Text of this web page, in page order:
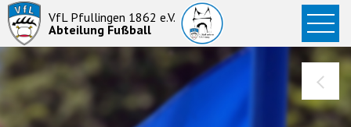
VfL Pfullingen 1862 e.V.
Abteilung Fußball
Startseite
News
Aktive
Junioren